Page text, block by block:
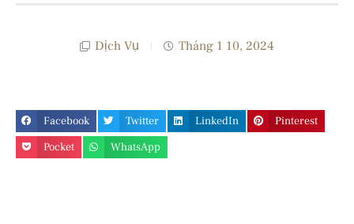
Dịch Vụ Tháng 1 10, 2024
Facebook Twitter LinkedIn
Pinterest
Pocket
WhatsApp